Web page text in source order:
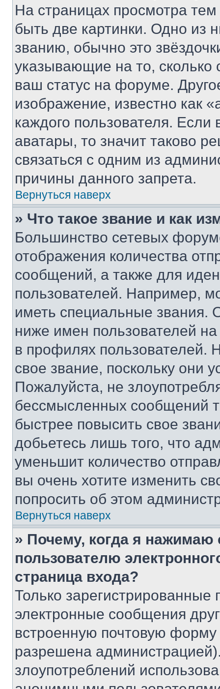
На страницах просмотра
быть две картинки. Одно из
званию, обычно это
указывающие на то,
ваш статус на форуме.
изображение, известно как
каждого пользователя.
аватары, то значит таково
связаться с одним из
причины данного запрета.
Вернуться наверх
» Что такое звание и как
Большинство сетевых
отображения количества
сообщений, а также для
пользователей. Например,
иметь специальные звания.
ниже имен пользователей
в профилях
свое звание, поскольку они
Пожалуйста, не
бессмысленных сообщений
быстрее повысить свое
добьетесь лишь того, что
уменьшит количество
вы очень хотите изменить
попросить об этом
Вернуться наверх
» Почему, когда я нажимаю
пользователю
страница входа?
Только зарегистрированные
электронные сообщения
встроенную почтовую
разрешена
злоупотреблений